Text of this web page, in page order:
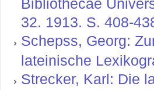
Bibliothecae
32. 1913. S. 408-
Schepss, Georg:
lateinische
Strecker, Karl: Die